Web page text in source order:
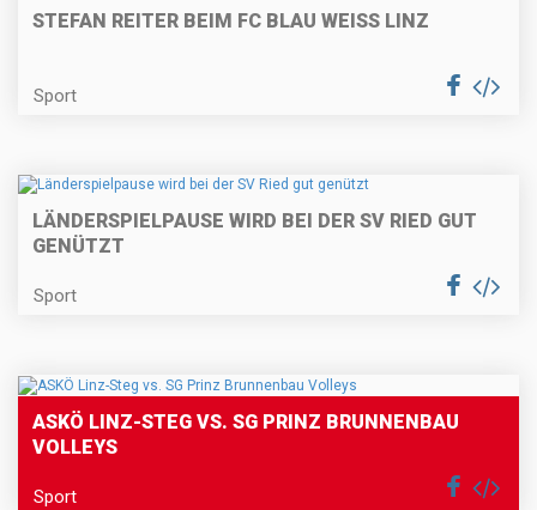
STEFAN REITER BEIM FC BLAU WEISS LINZ
Sport
LÄNDERSPIELPAUSE WIRD BEI DER SV RIED GUT
GENÜTZT
Sport
ASKÖ LINZ-STEG VS. SG PRINZ BRUNNENBAU
VOLLEYS
Sport